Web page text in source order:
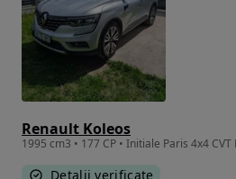
Renault Koleos
1995 cm3 • 177 CP • Initiale Paris 4x4 CVT
Detalii verificate